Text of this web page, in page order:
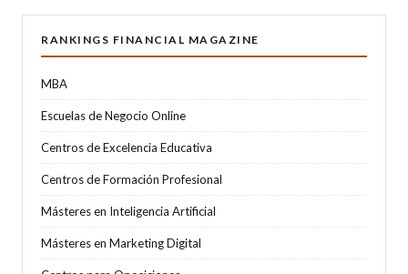
RANKINGS FINANCIAL MAGAZINE
MBA
Escuelas de Negocio Online
Centros de Excelencia Educativa
Centros de Formación Profesional
Másteres en Inteligencia Artificial
Másteres en Marketing Digital